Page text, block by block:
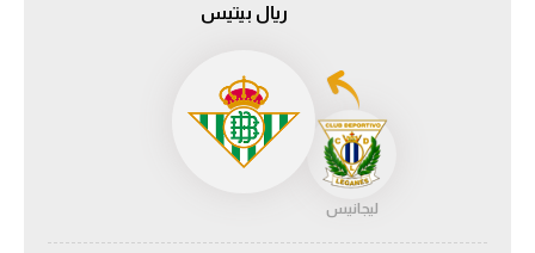
دوري أبطال أوروبا
دوري أبطال إفريقيا
ريال بيتيس
ليجانيس